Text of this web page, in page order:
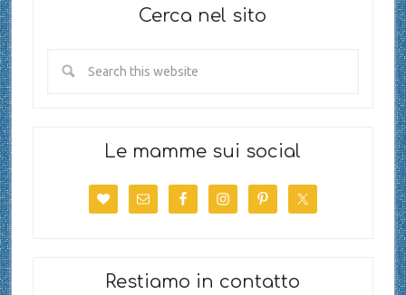
Cerca nel sito
Le mamme sui social
Restiamo in contatto